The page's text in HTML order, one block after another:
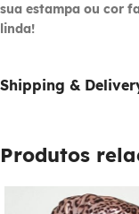
sua estampa ou cor
linda!
Shipping &
Produtos